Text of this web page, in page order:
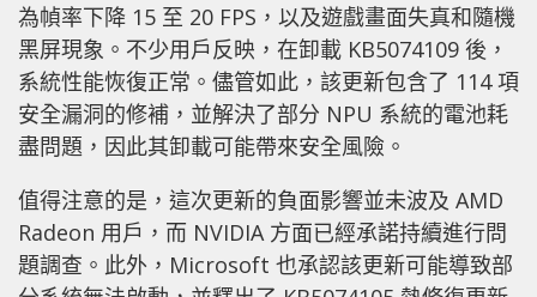
為幀率下降 15 至 20 FPS，以及遊戲畫面失真和隨機
黑屏現象。不少用戶反映，在卸載 KB5074109 後，
系統性能恢復正常。儘管如此，該更新包含了 114 項
安全漏洞的修補，並解決了部分 NPU 系統的電池耗
盡問題，因此其卸載可能帶來安全風險。
值得注意的是，這次更新的負面影響並未波及 AMD
Radeon 用戶，而 NVIDIA 方面已經承諾持續進行問
題調查。此外，Microsoft 也承認該更新可能導致部